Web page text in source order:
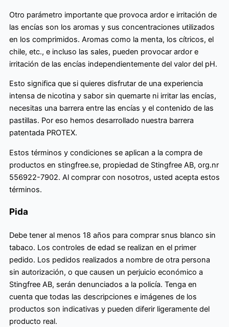
Otro parámetro importante que provoca ardor e irritación de
las encías son los aromas y sus concentraciones utilizados
en los comprimidos. Aromas como la menta, los cítricos, el
chile, etc., e incluso las sales, pueden provocar ardor e
irritación de las encías independientemente del valor del pH.
Esto significa que si quieres disfrutar de una experiencia
intensa de nicotina y sabor sin quemarte ni irritar las encías,
necesitas una barrera entre las encías y el contenido de las
pastillas. Por eso hemos desarrollado nuestra barrera
patentada PROTEX.
Estos términos y condiciones se aplican a la compra de
productos en stingfree.se, propiedad de Stingfree AB, org.nr
556922-7902. Al comprar con nosotros, usted acepta estos
términos.
Pida
Debe tener al menos 18 años para comprar snus blanco sin
tabaco. Los controles de edad se realizan en el primer
pedido. Los pedidos realizados a nombre de otra persona
sin autorización, o que causen un perjuicio económico a
Stingfree AB, serán denunciados a la policía. Tenga en
cuenta que todas las descripciones e imágenes de los
productos son indicativas y pueden diferir ligeramente del
producto real.